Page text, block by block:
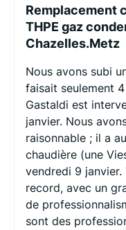
Remplacement
THPE gaz
Chazelles.Metz
Nous avons subi
faisait seulement
Gastaldi est
janvier. Nous
raisonnable ; il a
chaudière (une
vendredi 9
record, avec un
de
sont des